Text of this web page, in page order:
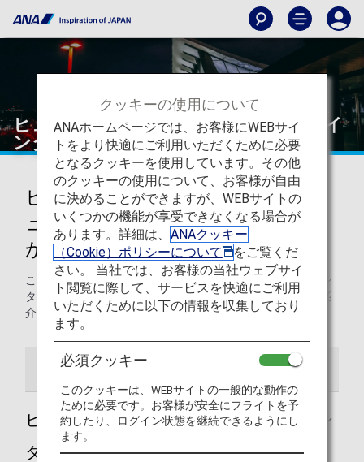
ヒューストン - ジョージ・ブッシュ・イ
ンターコンチネンタル空港
ヒューストン - ジョージ・ブッシ
ュ・インターコンチネンタル空港
からの発着
このページでは、ヒューストン・ジョージ・ブッシュ・イン
ターコンチネンタル空港から目的地までの役立つ情報をご紹
介します。
空港ガイド
ヒューストン - ジョージ・ブッシュ・イン
ターコンチネンタル空港ガイド
クッキーの使用について
ANAホームページでは、お客様にWEBサイ
トをより快適にご利用いただくために必要
となるクッキーを使用しています。その他
のクッキーの使用について、お客様が自由
に決めることができますが、WEBサイトの
いくつかの機能が享受できなくなる場合が
あります。詳細は、 ANAクッキー
（Cookie）ポリシーについて
をご覧くだ
さい。 当社では、お客様の当社ウェブサイ
ト閲覧に際して、サービスを快適にご利用
いただくために以下の情報を収集しており
ます。
必須クッキー
このクッキーは、WEBサイトの一般的な動作の
ために必要です。お客様が安全にフライトを予
約したり、ログイン状態を継続できるようにし
ます。